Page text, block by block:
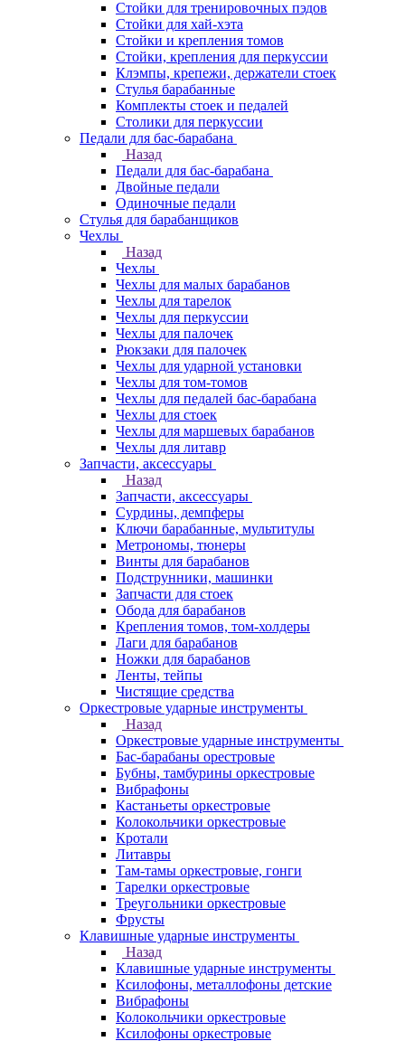
Стойки для тренировочных пэдов
Стойки для хай-хэта
Стойки и крепления томов
Стойки, крепления для перкуссии
Клэмпы, крепежи, держатели стоек
Стулья барабанные
Комплекты стоек и педалей
Столики для перкуссии
Педали для бас-барабана
Назад
Педали для бас-барабана
Двойные педали
Одиночные педали
Стулья для барабанщиков
Чехлы
Назад
Чехлы
Чехлы для малых барабанов
Чехлы для тарелок
Чехлы для перкуссии
Чехлы для палочек
Рюкзаки для палочек
Чехлы для ударной установки
Чехлы для том-томов
Чехлы для педалей бас-барабана
Чехлы для стоек
Чехлы для маршевых барабанов
Чехлы для литавр
Запчасти, аксессуары
Назад
Запчасти, аксессуары
Сурдины, демпферы
Ключи барабанные, мультитулы
Метрономы, тюнеры
Винты для барабанов
Подструнники, машинки
Запчасти для стоек
Обода для барабанов
Крепления томов, том-холдеры
Лаги для барабанов
Ножки для барабанов
Ленты, тейпы
Чистящие средства
Оркестровые ударные инструменты
Назад
Оркестровые ударные инструменты
Бас-барабаны орестровые
Бубны, тамбурины оркестровые
Вибрафоны
Кастаньеты оркестровые
Колокольчики оркестровые
Кротали
Литавры
Там-тамы оркестровые, гонги
Тарелки оркестровые
Треугольники оркестровые
Фрусты
Клавишные ударные инструменты
Назад
Клавишные ударные инструменты
Ксилофоны, металлофоны детские
Вибрафоны
Колокольчики оркестровые
Ксилофоны оркестровые